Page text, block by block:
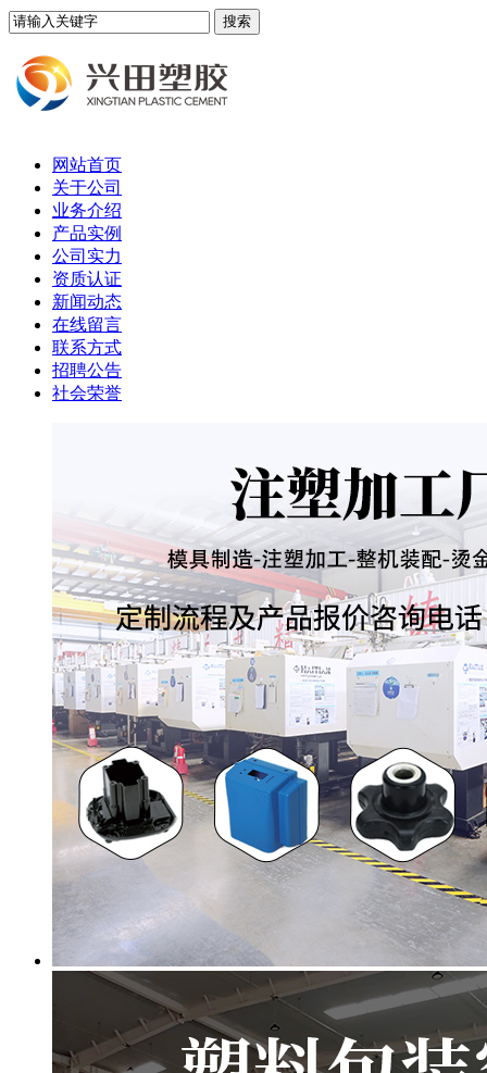
网站首页
关于公司
业务介绍
产品实例
公司实力
资质认证
新闻动态
在线留言
联系方式
招聘公告
社会荣誉